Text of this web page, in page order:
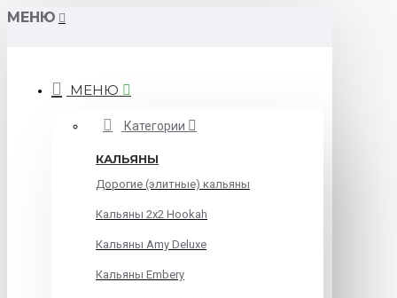
МЕНЮ
МЕНЮ
Категории
КАЛЬЯНЫ
Дорогие (элитные) кальяны
Кальяны 2х2 Hookah
Кальяны Amy Deluxe
Кальяны Embery